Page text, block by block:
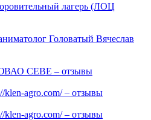
лагерь (ЛОЦ
Головатый Вячеслав
CEBE – отзывы
agro.com/ – отзывы
agro.com/ – отзывы